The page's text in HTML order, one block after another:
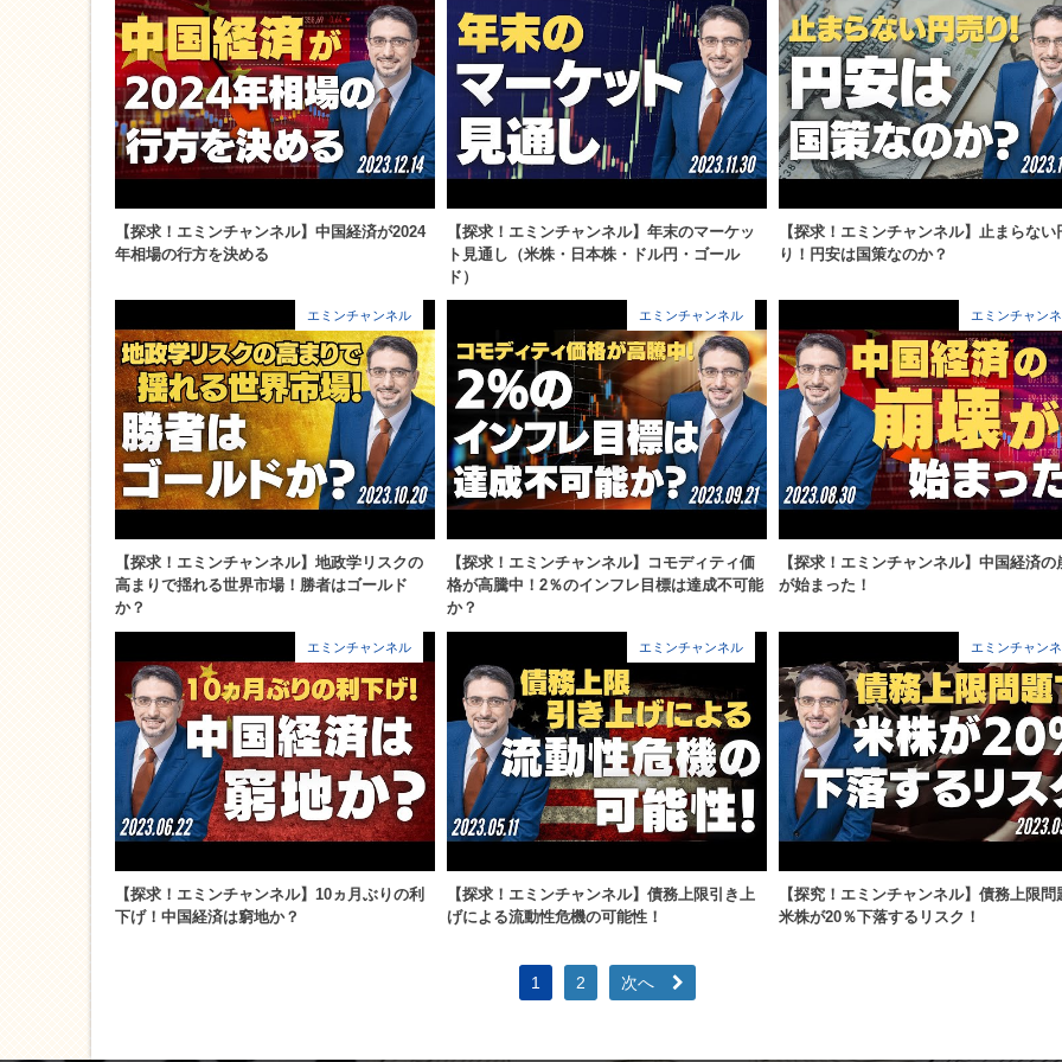
【探求！エミンチャンネル】中国経済が2024
年相場の行方を決める
【探求！エミンチャンネル】年末のマーケッ
ト見通し（米株・日本株・ドル円・ゴール
ド）
【探求！エミンチャンネル】止まらない
り！円安は国策なのか？
エミンチャンネル
【探求！エミンチャンネル】地政学リスクの
高まりで揺れる世界市場！勝者はゴールド
か？
エミンチャンネル
【探求！エミンチャンネル】コモディティ価
格が高騰中！2％のインフレ目標は達成不可能
か？
エミンチャン
【探求！エミンチャンネル】中国経済の
が始まった！
エミンチャンネル
【探求！エミンチャンネル】10ヵ月ぶりの利
下げ！中国経済は窮地か？
エミンチャンネル
【探求！エミンチャンネル】債務上限引き上
げによる流動性危機の可能性！
エミンチャン
【探究！エミンチャンネル】債務上限問
米株が20％下落するリスク！
1 2 次へ